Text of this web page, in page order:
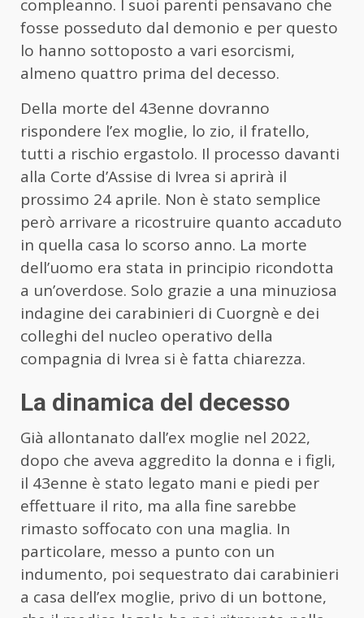
compleanno. I suoi parenti pensavano che
fosse posseduto dal demonio e per questo
lo hanno sottoposto a vari esorcismi,
almeno quattro prima del decesso.
Della morte del 43enne dovranno
rispondere l’ex moglie, lo zio, il fratello,
tutti a rischio ergastolo. Il processo davanti
alla Corte d’Assise di Ivrea si aprirà il
prossimo 24 aprile. Non è stato semplice
però arrivare a ricostruire quanto accaduto
in quella casa lo scorso anno. La morte
dell’uomo era stata in principio ricondotta
a un’overdose. Solo grazie a una minuziosa
indagine dei carabinieri di Cuorgnè e dei
colleghi del nucleo operativo della
compagnia di Ivrea si è fatta chiarezza.
La dinamica del decesso
Già allontanato dall’ex moglie nel 2022,
dopo che aveva aggredito la donna e i figli,
il 43enne è stato legato mani e piedi per
effettuare il rito, ma alla fine sarebbe
rimasto soffocato con una maglia. In
particolare, messo a punto con un
indumento, poi sequestrato dai carabinieri
a casa dell’ex moglie, privo di un bottone,